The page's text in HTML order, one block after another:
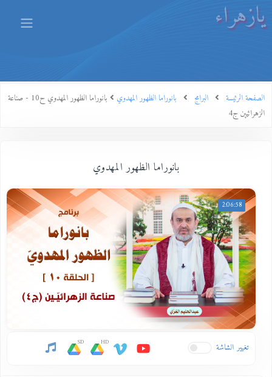
يازهراء
الصفحة الرئيسة البرامج بانوراما الظهور المهدوي
بانوراما الظهور المهدوي ح10 - صناعة
الزهرائيين ج4
بانوراما الظهور المهدوي
2:06:58
تغيير الشاشة HD
SD